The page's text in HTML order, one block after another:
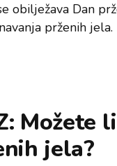
obilježava Dan
prženih
Možete
jela?